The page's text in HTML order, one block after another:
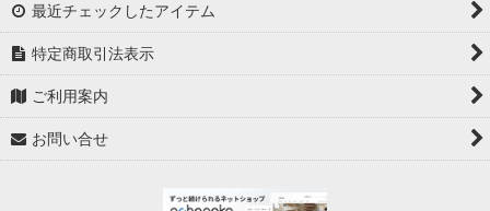
最近チェックしたアイテム
特定商取引法表示
ご利用案内
お問い合せ